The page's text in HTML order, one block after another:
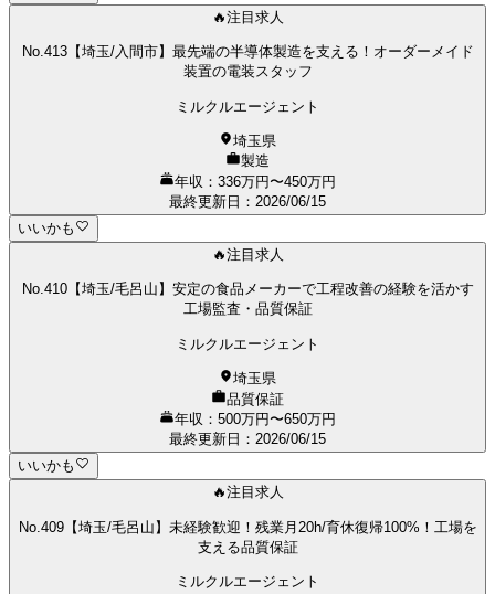
🔥注目求人
No.413【埼玉/入間市】最先端の半導体製造を支える！オーダーメイド
装置の電装スタッフ
ミルクルエージェント
埼玉県
製造
年収：336万円〜450万円
最終更新日 ： 2026/06/15
いいかも
🔥注目求人
No.410【埼玉/毛呂山】安定の食品メーカーで工程改善の経験を活かす
工場監査・品質保証
ミルクルエージェント
埼玉県
品質保証
年収：500万円〜650万円
最終更新日 ： 2026/06/15
いいかも
🔥注目求人
No.409【埼玉/毛呂山】未経験歓迎！残業月20h/育休復帰100%！工場を
支える品質保証
ミルクルエージェント